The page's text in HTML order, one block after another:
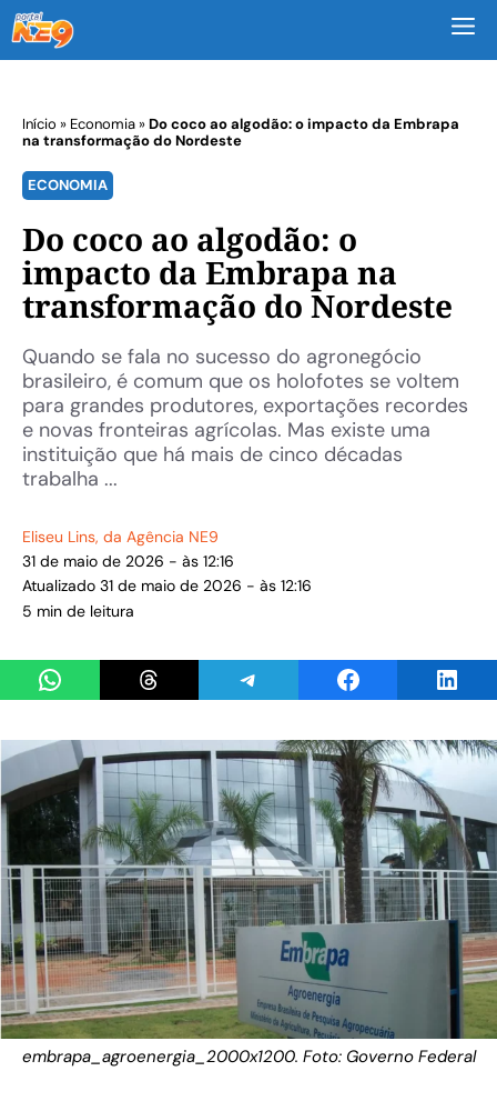
Início » Economia»Do coco ao algodão: o impacto da Embrapa
na transformação do Nordeste
ECONOMIA
Do coco ao algodão: o
impacto da Embrapa na
transformação do Nordeste
Quando se fala no sucesso do agronegócio
brasileiro, é comum que os holofotes se voltem
para grandes produtores, exportações recordes
e novas fronteiras agrícolas. Mas existe uma
instituição que há mais de cinco décadas
trabalha ...
Eliseu Lins, da Agência NE9
31 de maio de 2026 - às 12:16
Atualizado 31 de maio de 2026 - às 12:16
5 min de leitura
Share on WhatsAppShare on ThreadsShare on TelegramShare on Facebook
embrapa_agroenergia_2000x1200. Foto: Governo Federal